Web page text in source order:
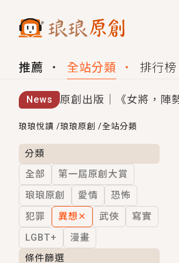
推薦 全站分類 排行榜
News 原創出版｜《女將，陣
創,作家招募｜華文小說
小編心動書單｜《離
GL｜《夏日與檸檬與重
BL｜《費洛蒙中毒》
OMG你嚇到我了｜《陰
言情｜《國語推行員》
琅琅悅讀 /琅琅原創 /全站分類
分類
全部
第一屆原創大賞
琅琅原創
愛情
恐怖
犯罪
異想 ✕ 武俠
寫實
LGBT+
漫畫
條件篩選